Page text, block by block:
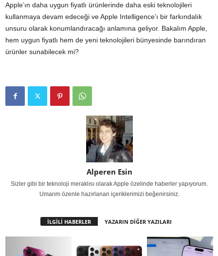
Apple’ın daha uygun fiyatlı ürünlerinde daha eski teknolojileri
kullanmaya devam edeceği ve Apple Intelligence’ı bir farkındalık
unsuru olarak konumlandıracağı anlamına geliyor. Bakalım Apple,
hem uygun fiyatlı hem de yeni teknolojileri bünyesinde barındıran
ürünler sunabilecek mi?
Alperen Esin
Sizler gibi bir teknoloji meraklısı olarak Apple özelinde haberler yapıyorum.
Umarım özenle hazırlanan içeriklerimizi beğenirsiniz.
İLGİLİ HABERLER YAZARIN DİĞER YAZILARI